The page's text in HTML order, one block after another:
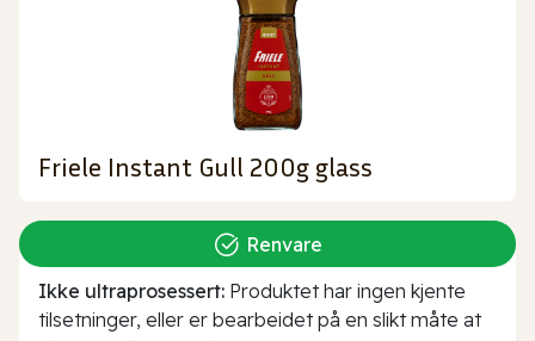
Friele Instant Gull 200g glass
Renvare
Ikke ultraprosessert: Produktet har ingen kjente
tilsetninger, eller er bearbeidet på en slikt måte at